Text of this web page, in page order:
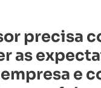
precisa
as
e